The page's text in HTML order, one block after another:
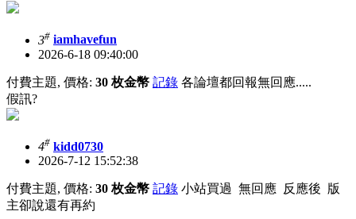
3# iamhavefun
2026-6-18 09:40:00
付費主題, 價格: 30 枚金幣 記錄 各論壇都回報無回應.....
假訊?
4# kidd0730
2026-7-12 15:52:38
付費主題, 價格: 30 枚金幣 記錄 小站買過 無回應 反應後 版
主卻說還有再約